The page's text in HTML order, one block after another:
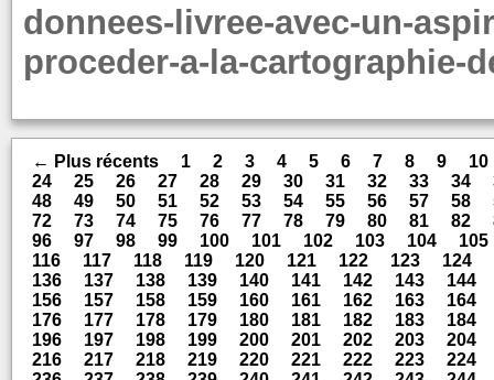
donnees-livree-avec-un-
proceder-a-la-cartographie-
← Plus récents 1 2 3 4 5 6 7 8 9
10
24
25 26 27 28 29 30 31 32 33 34
48
49 50 51 52 53 54 55 56 57 58
72
73 74 75 76 77 78 79 80 81 82
96
97 98 99 100 101 102 103 104
105
116
117 118 119 120 121 122 123 124
136
137 138 139 140 141 142 143
144
156
157 158 159 160 161 162 163
164
176
177 178 179 180 181 182 183
184
196
197 198 199 200 201 202 203
204
216
217 218 219 220 221 222 223
224